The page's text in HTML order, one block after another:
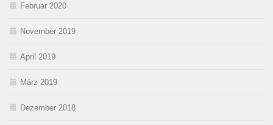
Februar 2020
November 2019
April 2019
März 2019
Dezember 2018